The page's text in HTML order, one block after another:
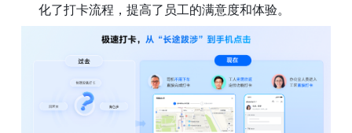
化了打卡流程，提高了员工的满意度和体验。